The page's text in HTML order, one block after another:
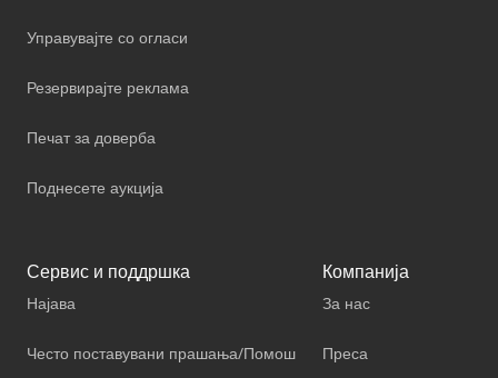
Управувајте со огласи
Резервирајте реклама
Печат за доверба
Поднесете аукција
Сервис и поддршка
Најава
Често поставувани прашања/Помош
Компанија
За нас
Преса